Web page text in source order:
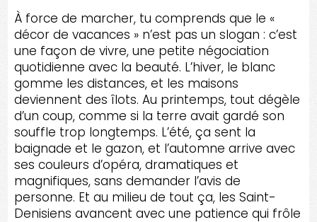
À force de marcher, tu comprends que le «
décor de vacances » n’est pas un slogan : c’est
une façon de vivre, une petite négociation
quotidienne avec la beauté. L’hiver, le blanc
gomme les distances, et les maisons
deviennent des îlots. Au printemps, tout dégèle
d’un coup, comme si la terre avait gardé son
souffle trop longtemps. L’été, ça sent la
baignade et le gazon, et l’automne arrive avec
ses couleurs d’opéra, dramatiques et
magnifiques, sans demander l’avis de
personne. Et au milieu de tout ça, les Saint-
Denisiens avancent avec une patience qui frôle